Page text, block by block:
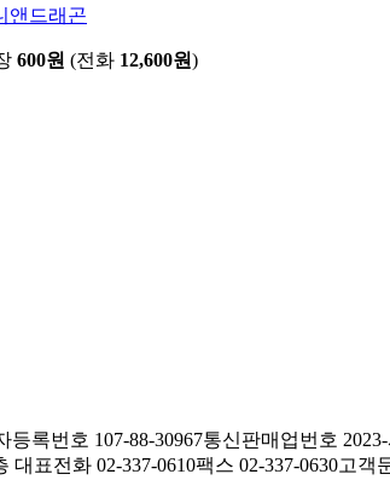
앤드래곤
600원 (전화 12,600원)
등록번호 107-88-30967통신판매업번호
대표전화 02-337-0610팩스 02-337-0630고객